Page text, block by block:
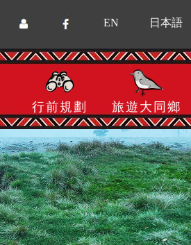
EN 日本語
行前規劃 旅遊大同鄉